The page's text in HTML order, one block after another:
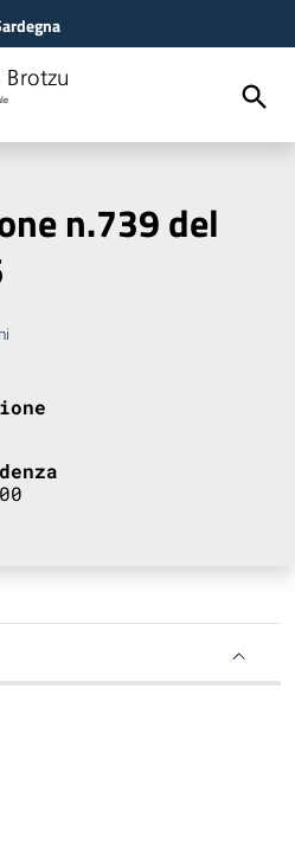
Brotzu
n.739 del